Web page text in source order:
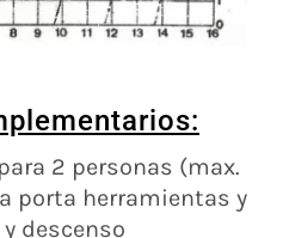
2 personas (max.
porta herramientas y
descenso